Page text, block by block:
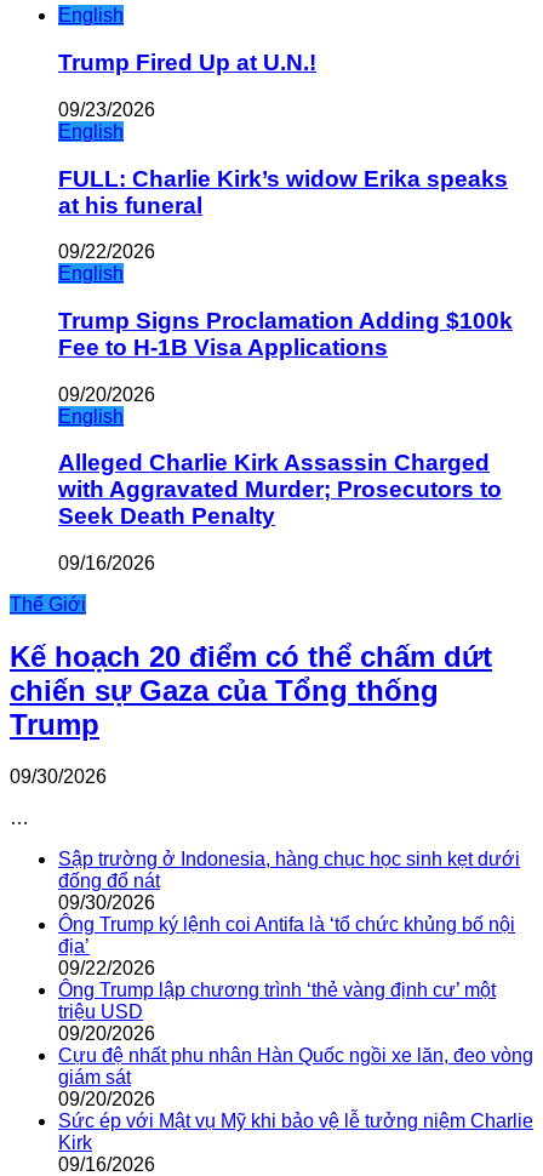
English
Trump Fired Up at U.N.!
09/23/2026
English
FULL: Charlie Kirk’s widow Erika speaks
at his funeral
09/22/2026
English
Trump Signs Proclamation Adding $100k
Fee to H-1B Visa Applications
09/20/2026
English
Alleged Charlie Kirk Assassin Charged
with Aggravated Murder; Prosecutors to
Seek Death Penalty
09/16/2026
Thế Giới
Kế hoạch 20 điểm có thể chấm dứt
chiến sự Gaza của Tổng thống
Trump
09/30/2026
…
Sập trường ở Indonesia, hàng chục học sinh kẹt dưới
đống đổ nát
09/30/2026
Ông Trump ký lệnh coi Antifa là ‘tổ chức khủng bố nội
địa’
09/22/2026
Ông Trump lập chương trình ‘thẻ vàng định cư’ một
triệu USD
09/20/2026
Cựu đệ nhất phu nhân Hàn Quốc ngồi xe lăn, đeo vòng
giám sát
09/20/2026
Sức ép với Mật vụ Mỹ khi bảo vệ lễ tưởng niệm Charlie
Kirk
09/16/2026